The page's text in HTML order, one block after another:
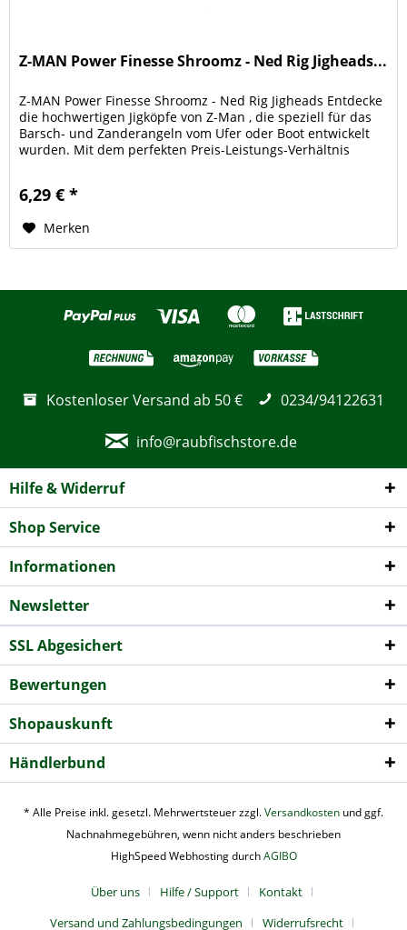
Z-MAN Power Finesse Shroomz - Ned Rig Jigheads...
Z-MAN Power Finesse Shroomz - Ned Rig Jigheads Entdecke
die hochwertigen Jigköpfe von Z-Man , die speziell für das
Barsch- und Zanderangeln vom Ufer oder Boot entwickelt
wurden. Mit dem perfekten Preis-Leistungs-Verhältnis
6,29 € *
Merken
Kostenloser Versand ab 50 € 0234/94122631
info@raubfischstore.de
Hilfe & Widerruf
Shop Service
Informationen
Newsletter
SSL Abgesichert
Bewertungen
Shopauskunft
Händlerbund
* Alle Preise inkl. gesetzl. Mehrwertsteuer zzgl.Versandkosten und ggf.
Nachnahmegebühren, wenn nicht anders beschrieben
HighSpeed Webhosting durchAGIBO
Über uns Hilfe / Support
Kontakt
Versand und Zahlungsbedingungen
Widerrufsrecht